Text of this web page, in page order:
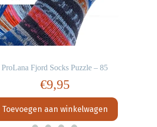
ProLana Fjord Socks Puzzle – 85
€9,95
Toevoegen aan winkelwagen